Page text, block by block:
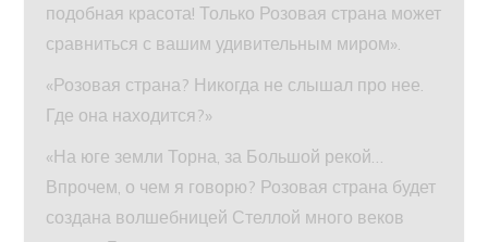
подобная красота! Только Розовая страна может
сравниться с вашим удивительным миром».
«Розовая страна? Никогда не слышал про нее.
Где она находится?»
«На юге земли Торна, за Большой рекой…
Впрочем, о чем я говорю? Розовая страна будет
создана волшебницей Стеллой много веков